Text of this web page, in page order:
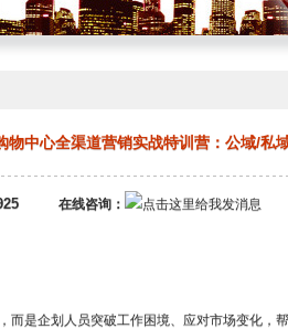
中心全渠道营销实战特训营：公域/私
在线咨询：
是企划人员突破工作困境、应对市场变化，